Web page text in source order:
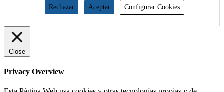
Rechazar
Aceptar Configurar Cookies
Close
Privacy Overview